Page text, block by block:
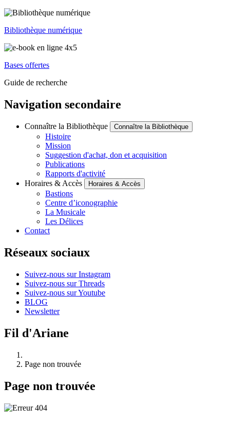
Bibliothèque numérique
Bases offertes
Guide de recherche
Navigation secondaire
Connaître la Bibliothèque Connaître la Bibliothèque
Histoire
Mission
Suggestion d'achat, don et acquisition
Publications
Rapports d'activité
Horaires & Accès
Horaires & Accès
Bastions
Centre d’iconographie
La Musicale
Les Délices
Contact
Réseaux sociaux
Suivez-nous sur Instagram
Suivez-nous sur Threads
Suivez-nous sur Youtube
BLOG
Newsletter
Fil d'Ariane
Page non trouvée
Page non trouvée